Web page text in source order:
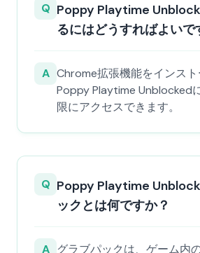
Q Poppy Playtime
るにはどうすればよいで
A Chrome拡張機能をインスト
Poppy Playtime Unblocked
限にアクセスできます。
Q Poppy Playtime
ックとは何ですか？
A グラブパックは、ゲーム内